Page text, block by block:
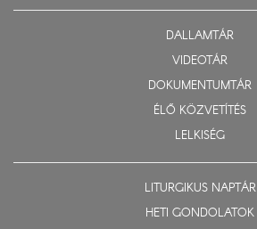
DALLAMTÁR
VIDEOTÁR
DOKUMENTUMTÁR
ÉLŐ KÖZVETÍTÉS
LELKISÉG
LITURGIKUS NAPTÁR
HETI GONDOLATOK